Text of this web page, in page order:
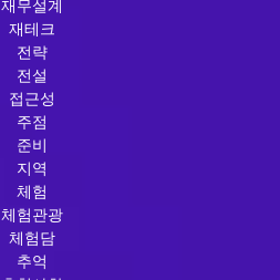
재무설계
재테크
전략
전설
접근성
주점
준비
지역
체험
체험관광
체험담
추억